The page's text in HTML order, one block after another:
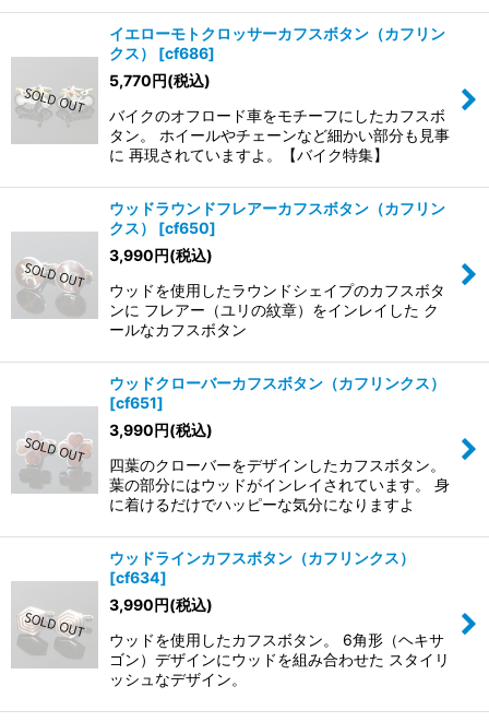
イエローモトクロッサーカフスボタン（カフリン
クス）
[cf686]
5,770円(税込)
バイクのオフロード車をモチーフにしたカフスボ
タン。 ホイールやチェーンなど細かい部分も見事
に 再現されていますよ。【バイク特集】
ウッドラウンドフレアーカフスボタン（カフリン
クス）
[cf650]
3,990円(税込)
ウッドを使用したラウンドシェイプのカフスボタ
ンに フレアー（ユリの紋章）をインレイした ク
ールなカフスボタン
ウッドクローバーカフスボタン（カフリンクス）
[cf651]
3,990円(税込)
四葉のクローバーをデザインしたカフスボタン。
葉の部分にはウッドがインレイされています。 身
に着けるだけでハッピーな気分になりますよ
ウッドラインカフスボタン（カフリンクス）
[cf634]
3,990円(税込)
ウッドを使用したカフスボタン。 6角形（ヘキサ
ゴン）デザインにウッドを組み合わせた スタイリ
ッシュなデザイン。